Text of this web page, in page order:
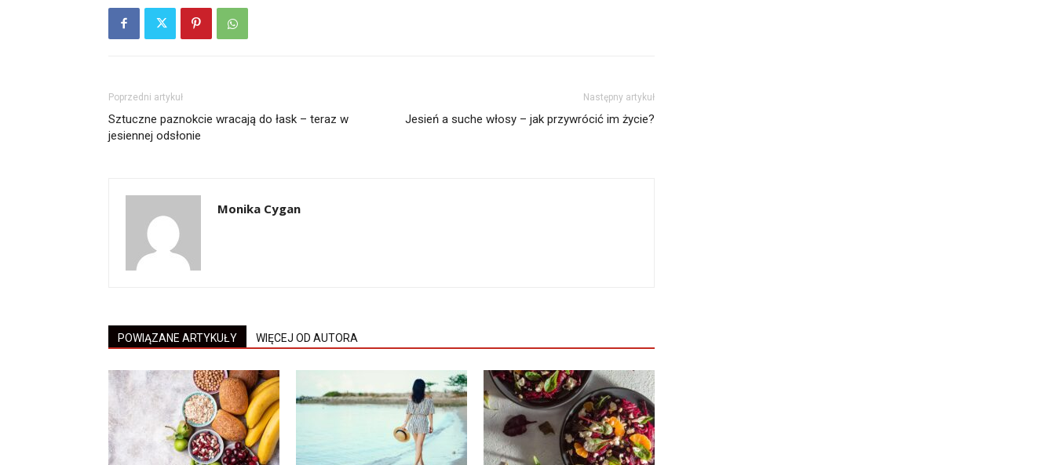
Poprzedni artykuł
Sztuczne paznokcie wracają do łask – teraz w
jesiennej odsłonie
Następny artykuł
Jesień a suche włosy – jak przywrócić im życie?
Monika Cygan
POWIĄZANE ARTYKUŁY WIĘCEJ OD AUTORA